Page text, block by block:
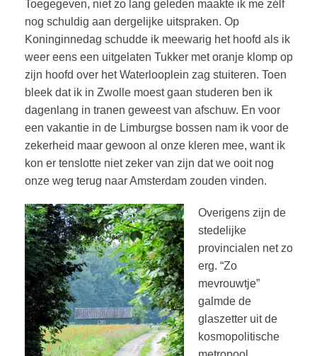
Toegegeven, niet zo lang geleden maakte ik me zélf
nog schuldig aan dergelijke uitspraken. Op
Koninginnedag schudde ik meewarig het hoofd als ik
weer eens een uitgelaten Tukker met oranje klomp op
zijn hoofd over het Waterlooplein zag stuiteren. Toen
bleek dat ik in Zwolle moest gaan studeren ben ik
dagenlang in tranen geweest van afschuw. En voor
een vakantie in de Limburgse bossen nam ik voor de
zekerheid maar gewoon al onze kleren mee, want ik
kon er tenslotte niet zeker van zijn dat we ooit nog
onze weg terug naar Amsterdam zouden vinden.
Overigens zijn de
stedelijke
provincialen net zo
erg. “Zo
mevrouwtje”
galmde de
glaszetter uit de
kosmopolitische